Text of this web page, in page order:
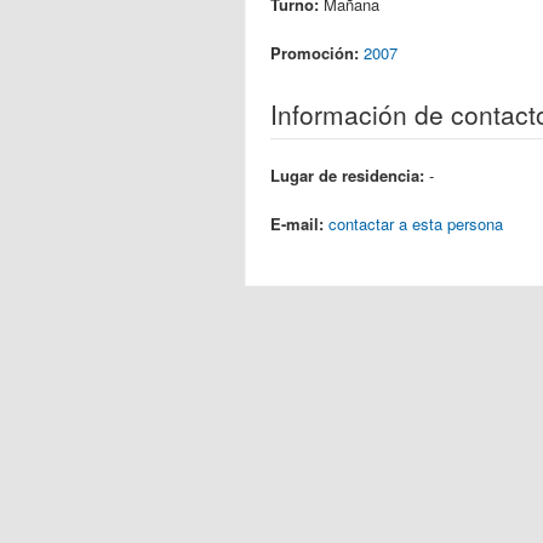
Promoción: 2007
Información de
Lugar de residencia: -
E-mail: contactar a esta persona